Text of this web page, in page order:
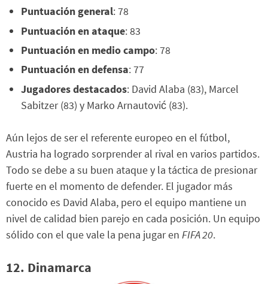
Puntuación general: 78
Puntuación en ataque: 83
Puntuación en medio campo: 78
Puntuación en defensa: 77
Jugadores destacados: David Alaba (83), Marcel
Sabitzer (83) y Marko Arnautović (83).
Aún lejos de ser el referente europeo en el fútbol,
Austria ha logrado sorprender al rival en varios partidos.
Todo se debe a su buen ataque y la táctica de presionar
fuerte en el momento de defender. El jugador más
conocido es David Alaba, pero el equipo mantiene un
nivel de calidad bien parejo en cada posición. Un equipo
sólido con el que vale la pena jugar en FIFA 20.
12. Dinamarca